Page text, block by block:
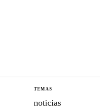
TEMAS
noticias